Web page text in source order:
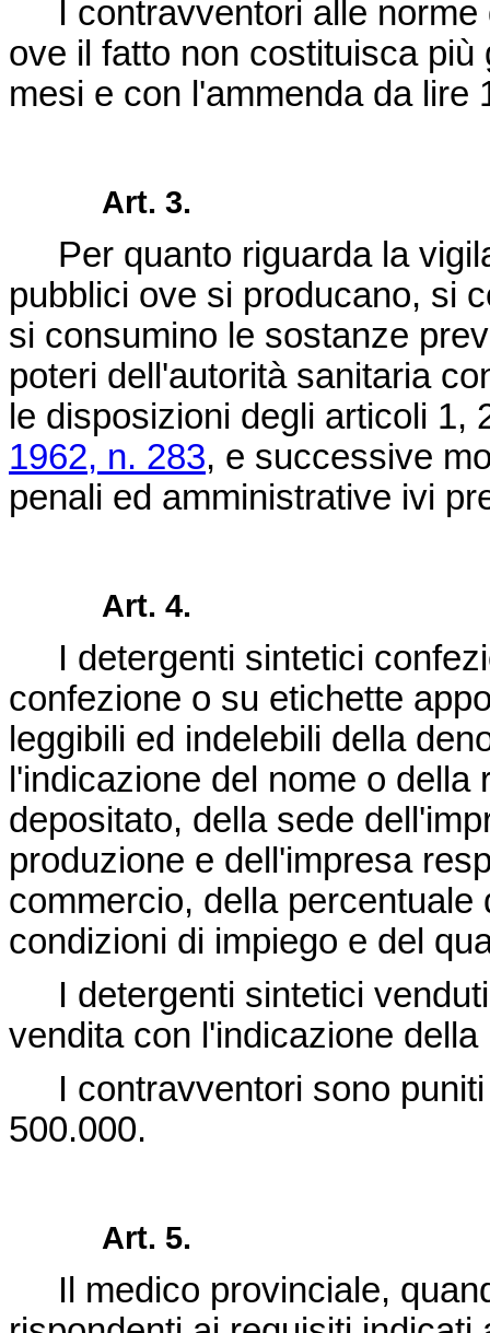
I contravventori alle norme
ove il fatto non costituisca
mesi e con l'ammenda da lire
Art. 3.
Per quanto riguarda la
pubblici ove si producano, si
si consumino le sostanze
poteri dell'autorità sanitaria
le disposizioni degli articoli
1962, n. 283, e successive
penali ed amministrative ivi
Art. 4.
I detergenti sintetici
confezione o su etichette
leggibili ed indelebili della
l'indicazione del nome o
depositato, della sede
produzione e dell'impresa
commercio, della
condizioni di impiego e del
I detergenti sintetici
vendita con l'indicazione
I contravventori sono puniti
500.000.
Art. 5.
Il medico provinciale,